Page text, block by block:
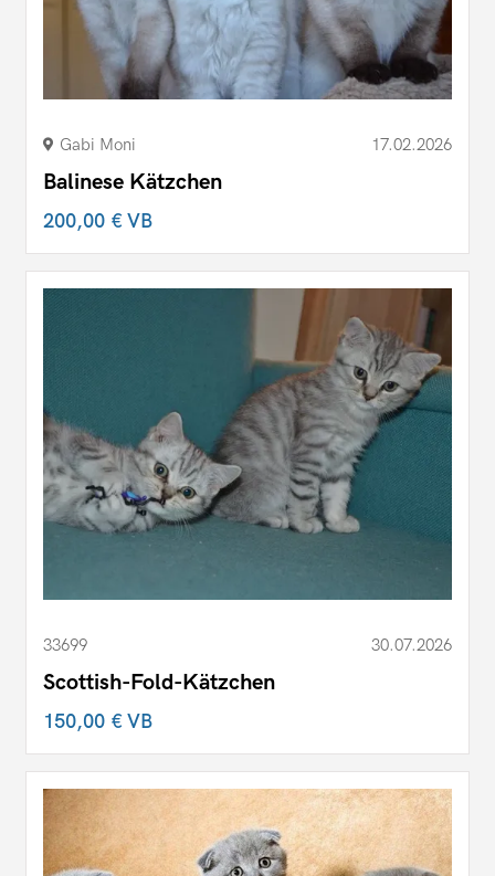
Gabi Moni 17.02.2026
Balinese Kätzchen
200,00 €VB
33699 30.07.2026
Scottish-Fold-Kätzchen
150,00 €VB